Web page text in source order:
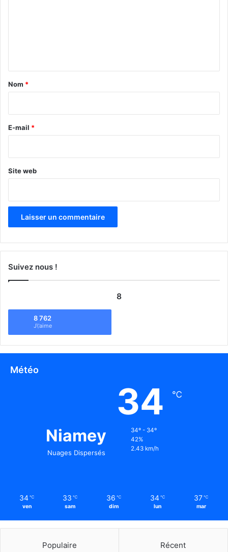
a
e
Nom *
E-mail *
Site web
Suivez nous !
8
8 762
J\'aime
Météo
Niamey
Nuages Dispersés
34 ℃
34º - 34º
42%
2.43 km/h
34 ℃
ven
33 ℃
sam
36 ℃
dim
34 ℃
lun
37 ℃
mar
Populaire Récent